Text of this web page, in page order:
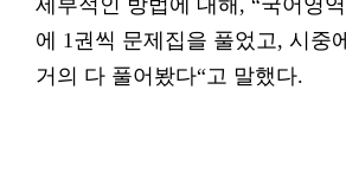
세부적인 방법에 대해, “국어영
에 1권씩 문제집을 풀었고, 시중
거의 다 풀어봤다“고 말했다.